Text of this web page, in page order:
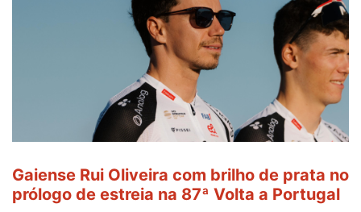
Gaiense Rui Oliveira com brilho de prata no
prólogo de estreia na 87ª Volta a Portugal